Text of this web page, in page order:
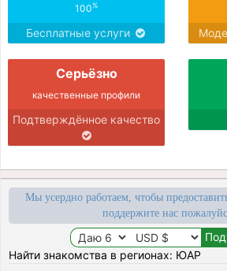
100%
Бесплатные услуги
Серьёзно
качественные профили
Подтверждённое качество
Мы усердно работаем, чтобы
поддержите нас
Найти знакомства в регионах: ЮАР